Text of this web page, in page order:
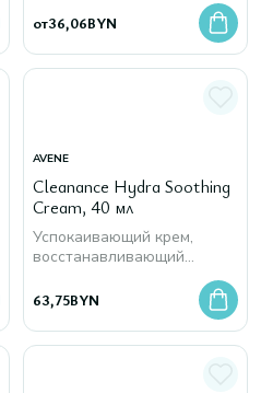
от36,06BYN
AVENE
Cleanance Hydra Soothing
Cream, 40 мл
Успокаивающий крем,
восстанавливающий
63,75BYN